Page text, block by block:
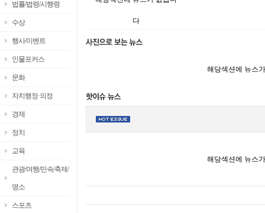
법률/법령/시행령
수상
행사/이벤트
인물포커스
문화
자치행정·의정
경제
정치
교육
관광/여행/민속/축제/
명소
스포츠
다
해당섹션에 뉴스
해당섹션에 뉴스